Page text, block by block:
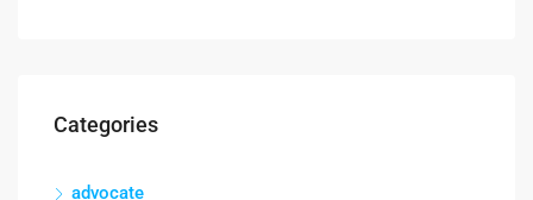
Categories
advocate